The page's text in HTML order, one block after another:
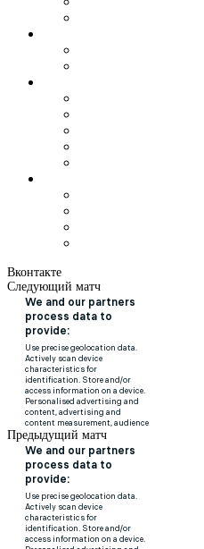
Вконтакте
Следующий матч
Предыдущий матч